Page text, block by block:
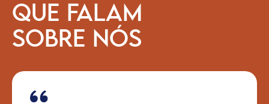
QUE FALAM
SOBRE NÓS